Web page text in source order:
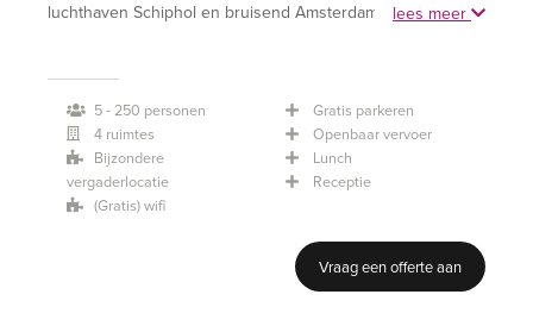
luchthaven Schiphol en bruisend Amsterdam is The Fallon
modern boetiek hotel. Het boutique hotel is gevestigd in
het voormalige gevangenisgebouw Schutterswei.
Met faciliteiten als een uitstekende fitnessruimte,
Chromecast, een flatscreen televisie en een
Nespressomachine op de kamer, een heerlijke
inloopdouche en voldoende parkeergelegenheid
lees meer
5 - 250 personen
4 ruimtes
Bijzondere
vergaderlocatie
(Gratis) wifi
Gratis parkeren
Openbaar vervoer
Lunch
Receptie
Vraag een offerte aan